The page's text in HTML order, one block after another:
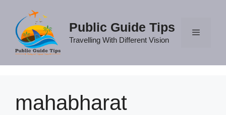
content
Public Guide Tips
Travelling With Different Vision
mahabharat